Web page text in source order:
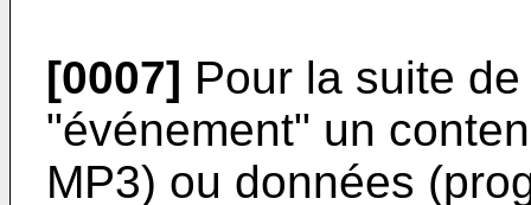
[0007] Pour la suite
"événement" un
MP3) ou données